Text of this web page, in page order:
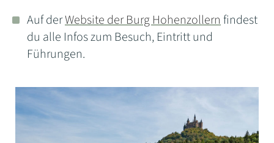
Auf derWebsite der Burg Hohenzollernfindest
du alle Infos zum Besuch, Eintritt und
Führungen.